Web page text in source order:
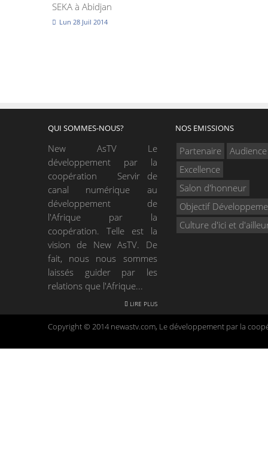
SEKA à Abidjan
Lun 28 Juil 2014
QUI SOMMES-NOUS?
New AsTV Le
développement par la
coopération Servir de
canal numérique au
développement de
l'Afrique par la
coopération. Telle est la
vision de New AsTV. De
fait, nous nous sommes
laissés guider par les
relations que l'Afrique...
LIRE PLUS
NOS EMISSIONS
Partenaire
Audience
Excellence
Salon d'honneur
Objectif
Culture d'ici et
Copyright © 2014 newastv.com, Le développement par la